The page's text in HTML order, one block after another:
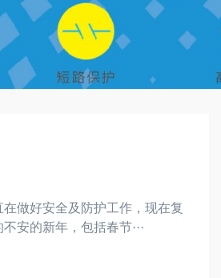
做好安全及防护工作，现在复
安的新年，包括春节···